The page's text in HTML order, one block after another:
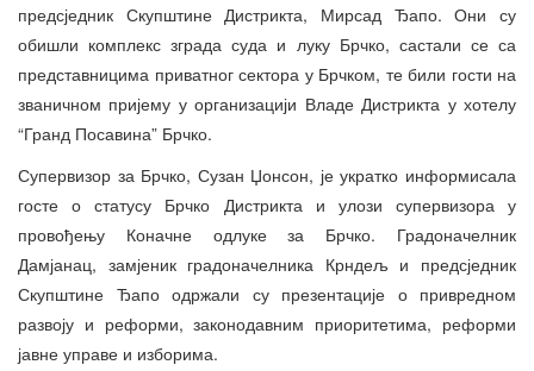
предсједник Скупштине Дистрикта, Мирсад Ђапо. Они су
обишли комплекс зграда суда и луку Брчко, састали се са
представницима приватног сектора у Брчком, те били гости на
званичном пријему у организацији Владе Дистрикта у хотелу
“Гранд Посавина” Брчко.
Супервизор за Брчко, Сузан Џонсон, је укратко информисала
госте о статусу Брчко Дистрикта и улози супервизора у
провођењу Коначне одлуке за Брчко. Градоначелник
Дамјанац, замјеник градоначелника Крндељ и предсједник
Скупштине Ђапо одржали су презентације о привредном
развоју и реформи, законодавним приоритетима, реформи
јавне управе и изборима.